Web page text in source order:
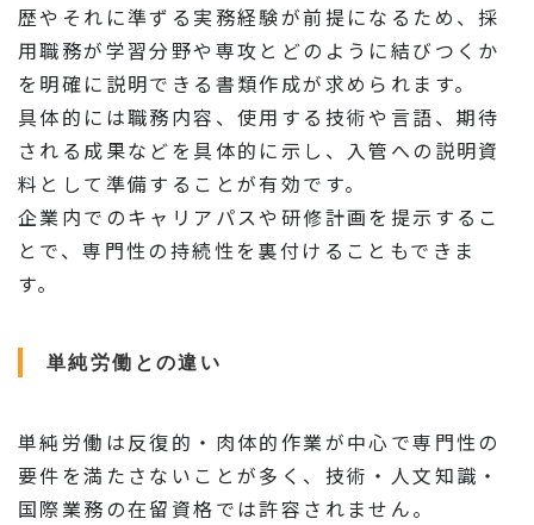
歴やそれに準ずる実務経験が前提になるため、採
用職務が学習分野や専攻とどのように結びつくか
を明確に説明できる書類作成が求められます。
具体的には職務内容、使用する技術や言語、期待
される成果などを具体的に示し、入管への説明資
料として準備することが有効です。
企業内でのキャリアパスや研修計画を提示するこ
とで、専門性の持続性を裏付けることもできま
す。
単純労働との違い
単純労働は反復的・肉体的作業が中心で専門性の
要件を満たさないことが多く、技術・人文知識・
国際業務の在留資格では許容されません。